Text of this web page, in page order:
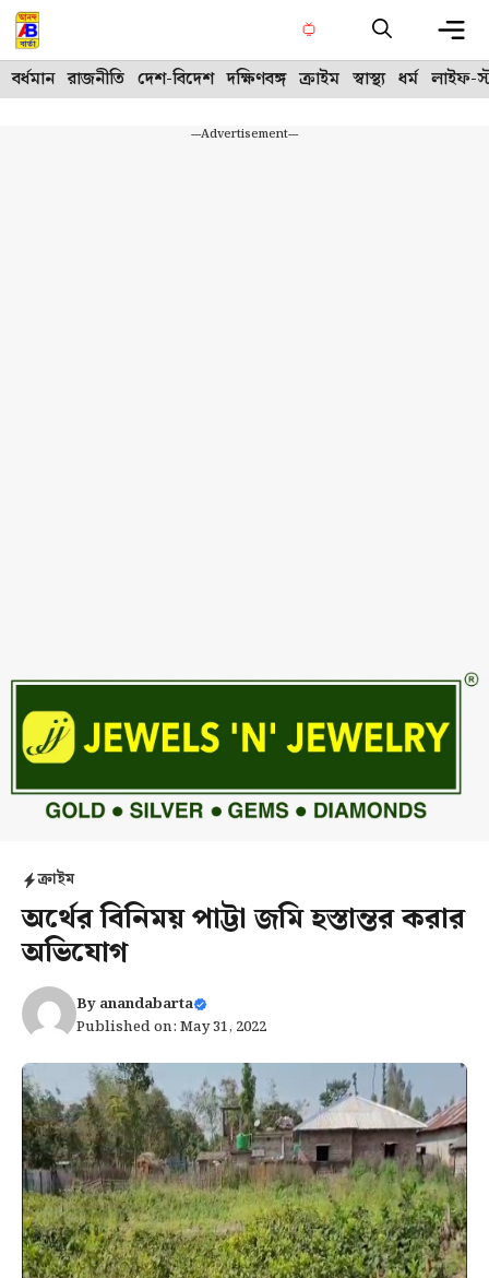
Skip
to
content
বর্ধমান রাজনীতি দেশ-বিদেশ দক্ষিণবঙ্গ ক্রাইম স্বাস্থ্য ধর্ম লাইফ-
---Advertisement---
ক্রাইম
অর্থের বিনিময় পাট্টা জমি হস্তান্তর করার
অভিযোগ
Byanandabarta
Published on: May 31, 2022